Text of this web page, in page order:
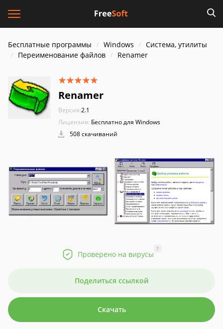
Бесплатные программы Windows
Система, утилиты
Переименование файлов
Renamer
Renamer
Версия:2.1
Лицензия: Бесплатно для Windows
508 скачиваний
Проверено на вирусы
?
Поделиться ссылкой
Скачать